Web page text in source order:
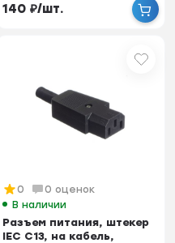
140 ₽/шт.
0
0 оценок
В наличии
Разъем питания, штекер
IEC С13, на кабель,